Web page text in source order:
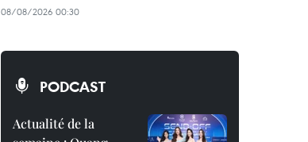
08/08/2026 00:30
PODCAST
Actualité de la